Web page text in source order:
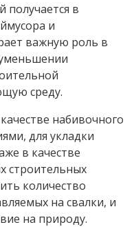
получается в
и
важную роль в
среду.
набивочного
для укладки
в качестве
строительных
количество
на свалки, и
на природу.